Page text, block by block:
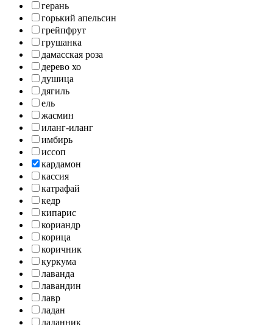
герань
горький апельсин
грейпфрут
грушанка
дамасская роза
дерево хо
душица
дягиль
ель
жасмин
иланг-иланг
имбирь
иссоп
кардамон
кассия
катрафай
кедр
кипарис
кориандр
корица
коричник
куркума
лаванда
лавандин
лавр
ладан
ладанник